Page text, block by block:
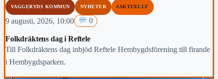
VAGGERYDS KOMMUN NYHETER #AKTUELLT
9 augusti, 2026, 10:00 0
Folkdräktens dag i Reftele
Till Folkdräktens dag inbjöd Reftele Hembygdsförening till firande
i Hembygdsparken.